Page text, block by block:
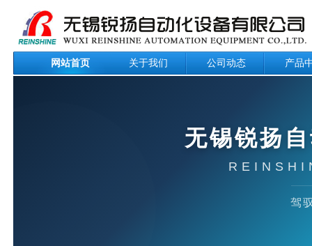
网站首页 关于我们 公司动态 产品
无锡锐扬
驾